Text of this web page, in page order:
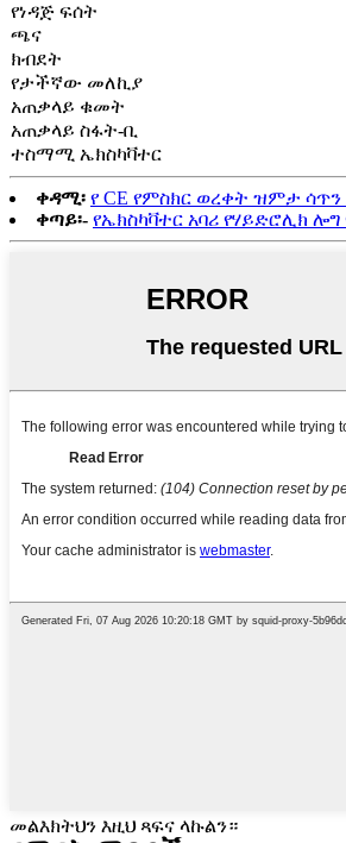
የነዳጅ ፍሰት
ጫና
ክብደት
የታችኛው መለኪያ
አጠቃላይ ቁመት
አጠቃላይ ስፋት-ቢ
ተስማሚ ኤክስካቫተር
ቀዳሚ፡ የ CE የምስክር ወረቀት ዝምታ
ቀጣይ፡- የኤክስካቫተር አባሪ የሃይድሮሊክ
መልእክትህን እዚህ ጻፍና ላኩልን።